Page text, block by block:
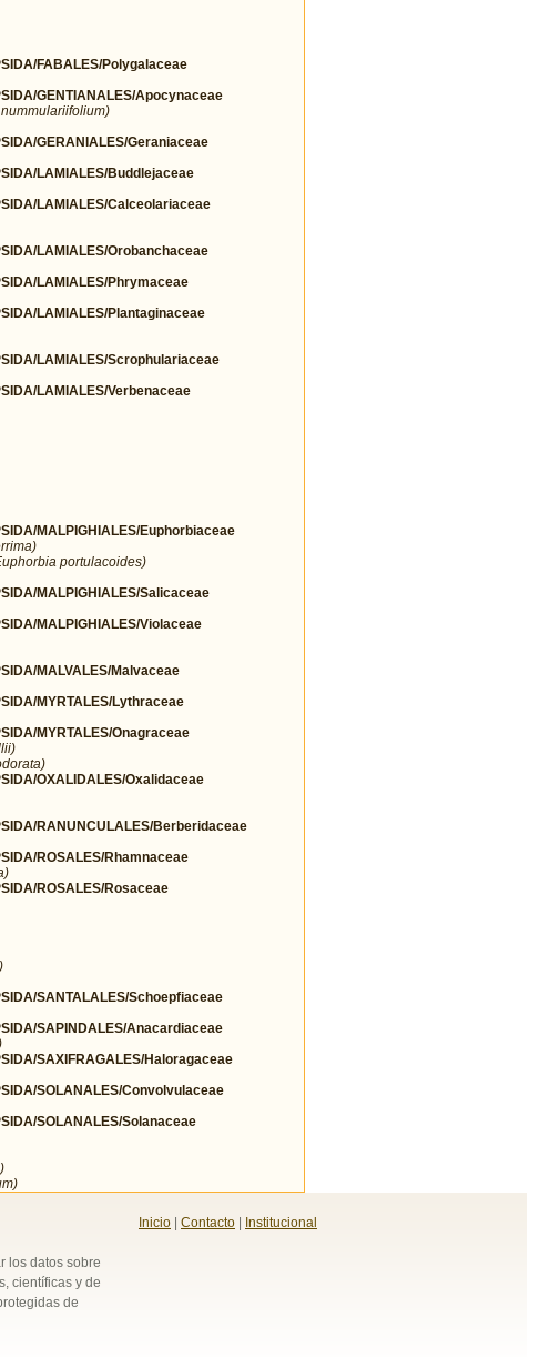
FABALES/Polygalaceae
GENTIANALES/Apocynaceae
GERANIALES/Geraniaceae
LAMIALES/Buddlejaceae
LAMIALES/Calceolariaceae
LAMIALES/Orobanchaceae
LAMIALES/Phrymaceae
LAMIALES/Plantaginaceae
LAMIALES/Scrophulariaceae
LAMIALES/Verbenaceae
MALPIGHIALES/Euphorbiaceae
portulacoides)
MALPIGHIALES/Salicaceae
MALPIGHIALES/Violaceae
MALVALES/Malvaceae
MYRTALES/Lythraceae
MYRTALES/Onagraceae
OXALIDALES/Oxalidaceae
RANUNCULALES/Berberidaceae
ROSALES/Rhamnaceae
ROSALES/Rosaceae
SANTALALES/Schoepfiaceae
SAPINDALES/Anacardiaceae
SAXIFRAGALES/Haloragaceae
SOLANALES/Convolvulaceae
SOLANALES/Solanaceae
los datos sobre
científicas y de
de
Inicio | Contacto | Institucional